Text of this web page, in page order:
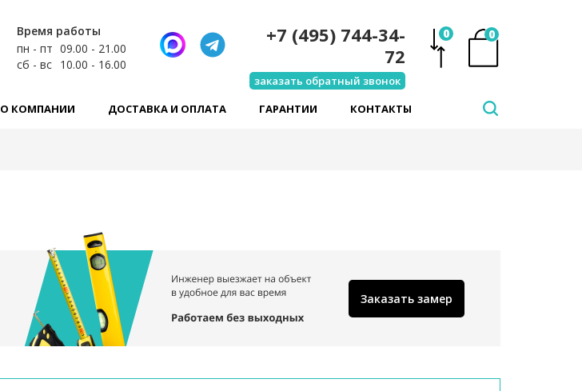
0
0
+7 (495) 744-34-
72
заказать обратный звонок
Время работы
пн - пт 09.00 - 21.00
сб - вс 10.00 - 16.00
О КОМПАНИИ ДОСТАВКА И ОПЛАТА ГАРАНТИИ КОНТАКТЫ
Заказать замер